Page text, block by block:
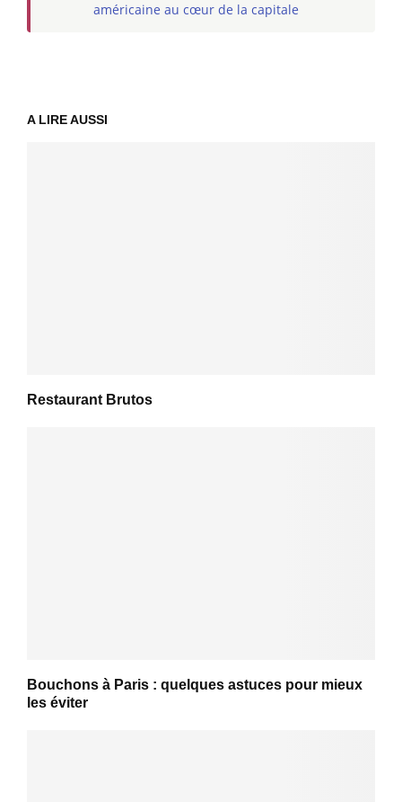
américaine au cœur de la capitale
A LIRE AUSSI
Restaurant Brutos
Bouchons à Paris : quelques astuces pour mieux
les éviter